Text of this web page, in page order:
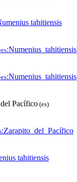
tahitiensis
:Numenius_tahitiensis
Pacífico (es)
:Zarapito_del_Pacífico
tahitiensis